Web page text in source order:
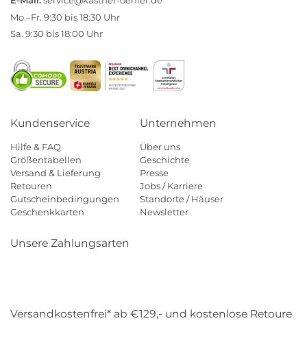
Mo.–Fr. 9:30 bis 18:30 Uhr
Sa. 9:30 bis 18:00 Uhr
Kundenservice
Hilfe & FAQ
Größentabellen
Versand & Lieferung
Retouren
Gutscheinbedingungen
Geschenkkarten
Unternehmen
Über uns
Geschichte
Presse
Jobs / Karriere
Standorte / Häuser
Newsletter
Unsere Zahlungsarten
Versandkostenfrei* ab €129,- und kostenlose Retoure